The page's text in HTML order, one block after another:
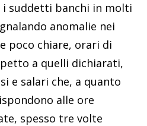
i suddetti banchi in molti
anomalie nei
poco chiare, orari di
a quelli dichiarati,
e salari che, a quanto
alle ore
spesso tre volte